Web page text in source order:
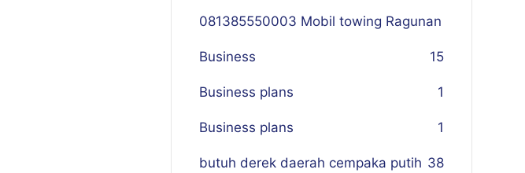
081385550003 Mobil towing Ragunan
5
Business 1
Business plans 1
Business plans 1
butuh derek daerah cempaka putih 38